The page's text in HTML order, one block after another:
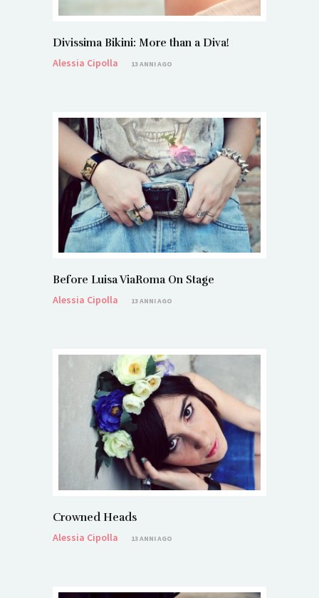
Divissima Bikini: More than a Diva!
Alessia Cipolla
13 ANNI AGO
Before Luisa ViaRoma On Stage
Alessia Cipolla
13 ANNI AGO
Crowned Heads
Alessia Cipolla
13 ANNI AGO